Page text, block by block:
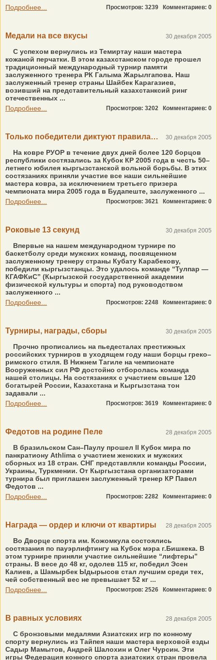
Подробнее...
Просмотров: 3239 Комментариев: 0
Медали на все вкусы 30 декабря 2005
С успехом вернулись из Темиртау наши мастера
кожаной перчатки. В этом казахстанском городе прошел
традиционный международный турнир памяти
заслуженного тренера РК Галыма Жарылгапова. Наш
заслуженный тренер страны Шайбек Карагазиев,
возивший на представительный казахстанксий ринг
отечественных ...
Подробнее...
Просмотров: 3202 Комментариев: 0
Только победители диктуют правила… 30 декабря 2005
На ковре РУОР в течение двух дней более 120 борцов
республики состязались за Кубок КР 2005 года в честь 50–
летнего юбилея кыргызстанской вольной борьбы. В этих
состязаниях приняли участие все наши сильнейшие
мастера ковра, за исключением третьего призера
чемпионата мира 2005 года в Будапеште, заслуженного ...
Подробнее...
Просмотров: 3621 Комментариев: 0
Роковые 13 секунд 30 декабря 2005
Впервые на нашем международном турнире по
баскетболу среди мужских команд, посвященном
заслуженному тренеру страны Кубату Карабекову,
победили кыргызстанцы. Это удалось команде “Тулпар —
КГАФКиС” (Кыргызской государственной академии
физической культуры и спорта) под руководством
заслуженного ...
Подробнее...
Просмотров: 2248 Комментариев: 0
Турниры, награды, сборы 30 декабря 2005
Прочно прописались на пьедесталах престижных
российских турниров в уходящем году наши борцы греко–
римского стиля. В Нижнем Тагиле на чемпионате
Вооруженных сил РФ достойно отборолась команда
нашей столицы. На состязаниях с участием свыше 120
богатырей России, Казахстана и Кыргызстана тон
задавали ...
Подробнее...
Просмотров: 3619 Комментариев: 0
Федотов на родине Пеле 28 декабря 2005
В бразильском Сан–Паулу прошел II Кубок мира по
панкратиону Athlima с участием женских и мужских
сборных из 18 стран. СНГ представляли команды России,
Украины, Туркмении. От Кыргызстана организаторами
турнира был приглашен заслуженный тренер КР Павел
Федотов ...
Подробнее...
Просмотров: 2282 Комментариев: 0
Награда — ордер и ключи от квартиры 28 декабря 2005
Во Дворце спорта им. Кожомкула состоялись
состязания по пауэрлифтингу на Кубок мэра г.Бишкека. В
этом турнире приняли участие сильнейшие “лифтеры”
страны. В весе до 48 кг, одолев 115 кг, победил Эсен
Калиев, а Шамырбек Ыдырысов стал лучшим среди тех,
чей собственный вес не превышает 52 кг ...
Подробнее...
Просмотров: 2526 Комментариев: 0
В равных условиях 28 декабря 2005
С бронзовыми медалями Азиатских игр по конному
спорту вернулись из Тайпея наши мастера верховой езды
Садыр Мамытов, Андрей Шалохин и Олег Чурсин. Эти
игры Федерация конного спорта азиатских стран провела